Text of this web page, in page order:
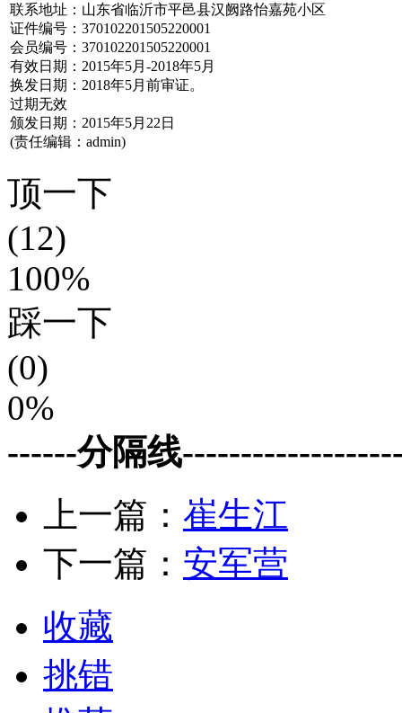
联系地址：山东省临沂市平邑县汉阙路怡嘉苑小区
证件编号：370102201505220001
会员编号：370102201505220001
有效日期：2015年5月-2018年5月
换发日期：2018年5月前审证。
过期无效
颁发日期：2015年5月22日
(责任编辑：admin)
顶一下
(12)
100%
踩一下
(0)
0%
------分隔线
上一篇： 崔生江
下一篇： 安军营
收藏
挑错